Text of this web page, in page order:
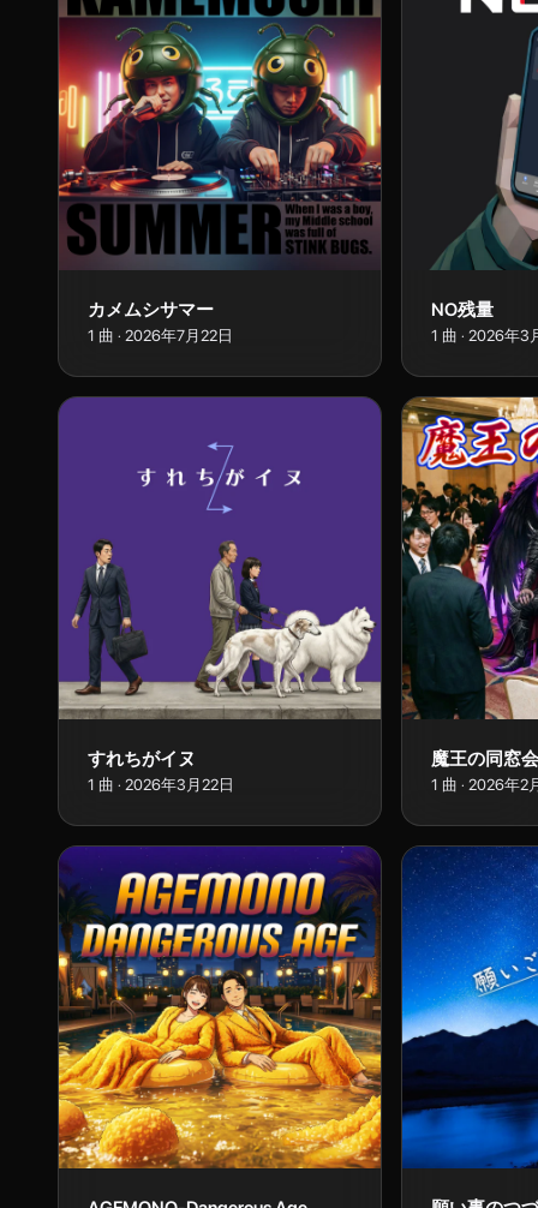
カメムシサマー
1 曲 · 2026年7月22日
NO残量
1 曲 · 2026年3
すれちがイヌ
1 曲 · 2026年3月22日
魔王の同窓会
1 曲 · 2026年2